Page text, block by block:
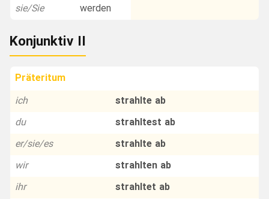
sie/Sie
werden
Konjunktiv II
Präteritum
ich
strahlte ab
du
strahltest ab
er/sie/es
strahlte ab
wir
strahlten ab
ihr
strahltet ab